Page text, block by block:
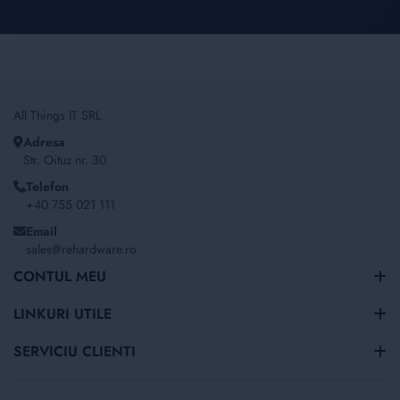
All Things IT SRL
Adresa
Str. Oituz nr. 30
Telefon
+40 755 021 111
Email
sales@rehardware.ro
CONTUL MEU
LINKURI UTILE
SERVICIU CLIENTI